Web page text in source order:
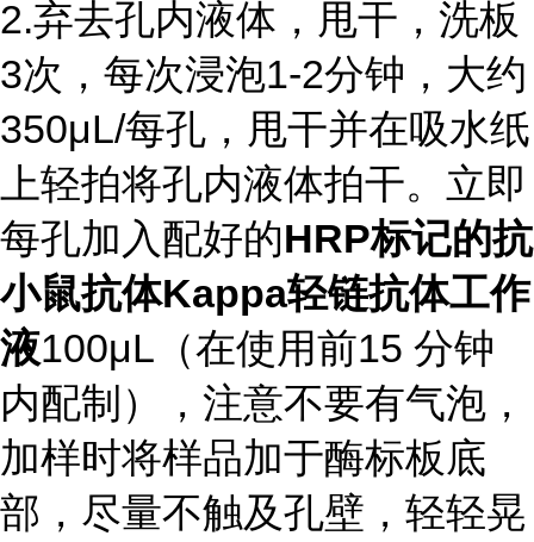
2.弃去孔内液体，甩干，洗板
3次，每次浸泡1-2分钟，大约
350μL/每孔，甩干并在吸水纸
上轻拍将孔内液体拍干。立即
每孔加入配好的HRP标记的抗
小鼠抗体Kappa轻链抗体工作
液100μL （在使用前15 分钟
内配制），注意不要有气泡，
加样时将样品加于酶标板底
部，尽量不触及孔壁，轻轻晃